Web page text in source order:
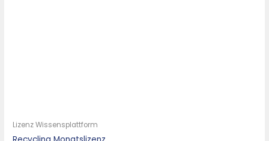
Lizenz Wissensplattform